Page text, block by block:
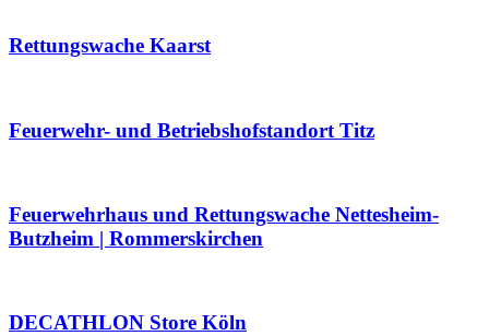
Rettungswache Kaarst
Feuerwehr- und Betriebshofstandort Titz
Feuerwehrhaus und Rettungswache Nettesheim-
Butzheim | Rommerskirchen
DECATHLON Store Köln